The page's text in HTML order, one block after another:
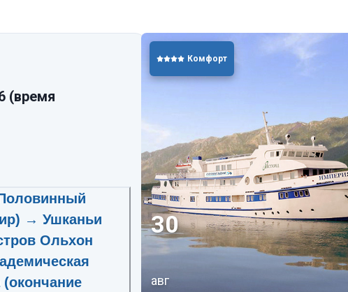
Комфорт
30
авг
(время
→ Ушканьи
Ольхон